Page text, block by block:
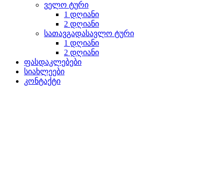
ველო ტური
1 დღიანი
2 დღიანი
სათავგადასავლო ტური
1 დღიანი
2 დღიანი
ფასდაკლებები
სიახლეები
კონტაქტი